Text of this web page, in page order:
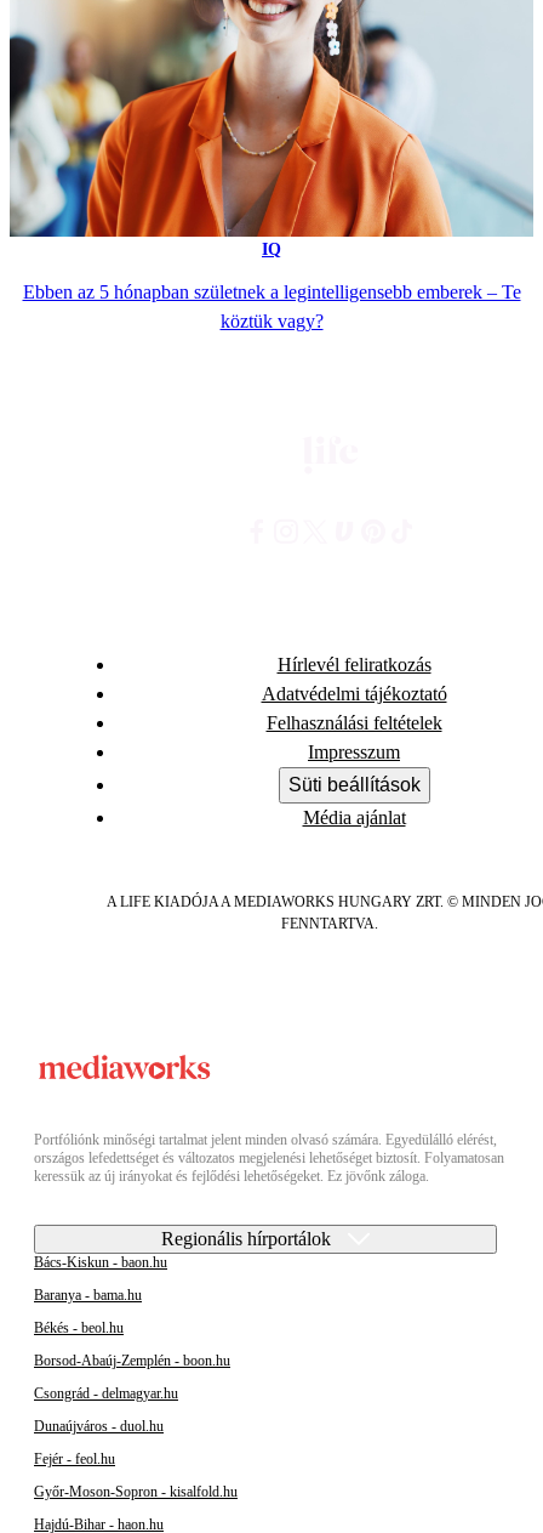
IQ
Ebben az 5 hónapban születnek a legintelligensebb emberek – Te
köztük vagy?
Hírlevél feliratkozás
Adatvédelmi tájékoztató
Felhasználási feltételek
Impresszum
Süti beállítások
Média ajánlat
A LIFE KIADÓJA A MEDIAWORKS HUNGARY ZRT. © MINDEN
FENNTARTVA.
Portfóliónk minőségi tartalmat jelent minden olvasó számára. Egyedülálló elérést,
országos lefedettséget és változatos megjelenési lehetőséget biztosít. Folyamatosan
keressük az új irányokat és fejlődési lehetőségeket. Ez jövőnk záloga.
Regionális hírportálok
Bács-Kiskun - baon.hu
Baranya - bama.hu
Békés - beol.hu
Borsod-Abaúj-Zemplén - boon.hu
Csongrád - delmagyar.hu
Dunaújváros - duol.hu
Fejér - feol.hu
Győr-Moson-Sopron - kisalfold.hu
Hajdú-Bihar - haon.hu